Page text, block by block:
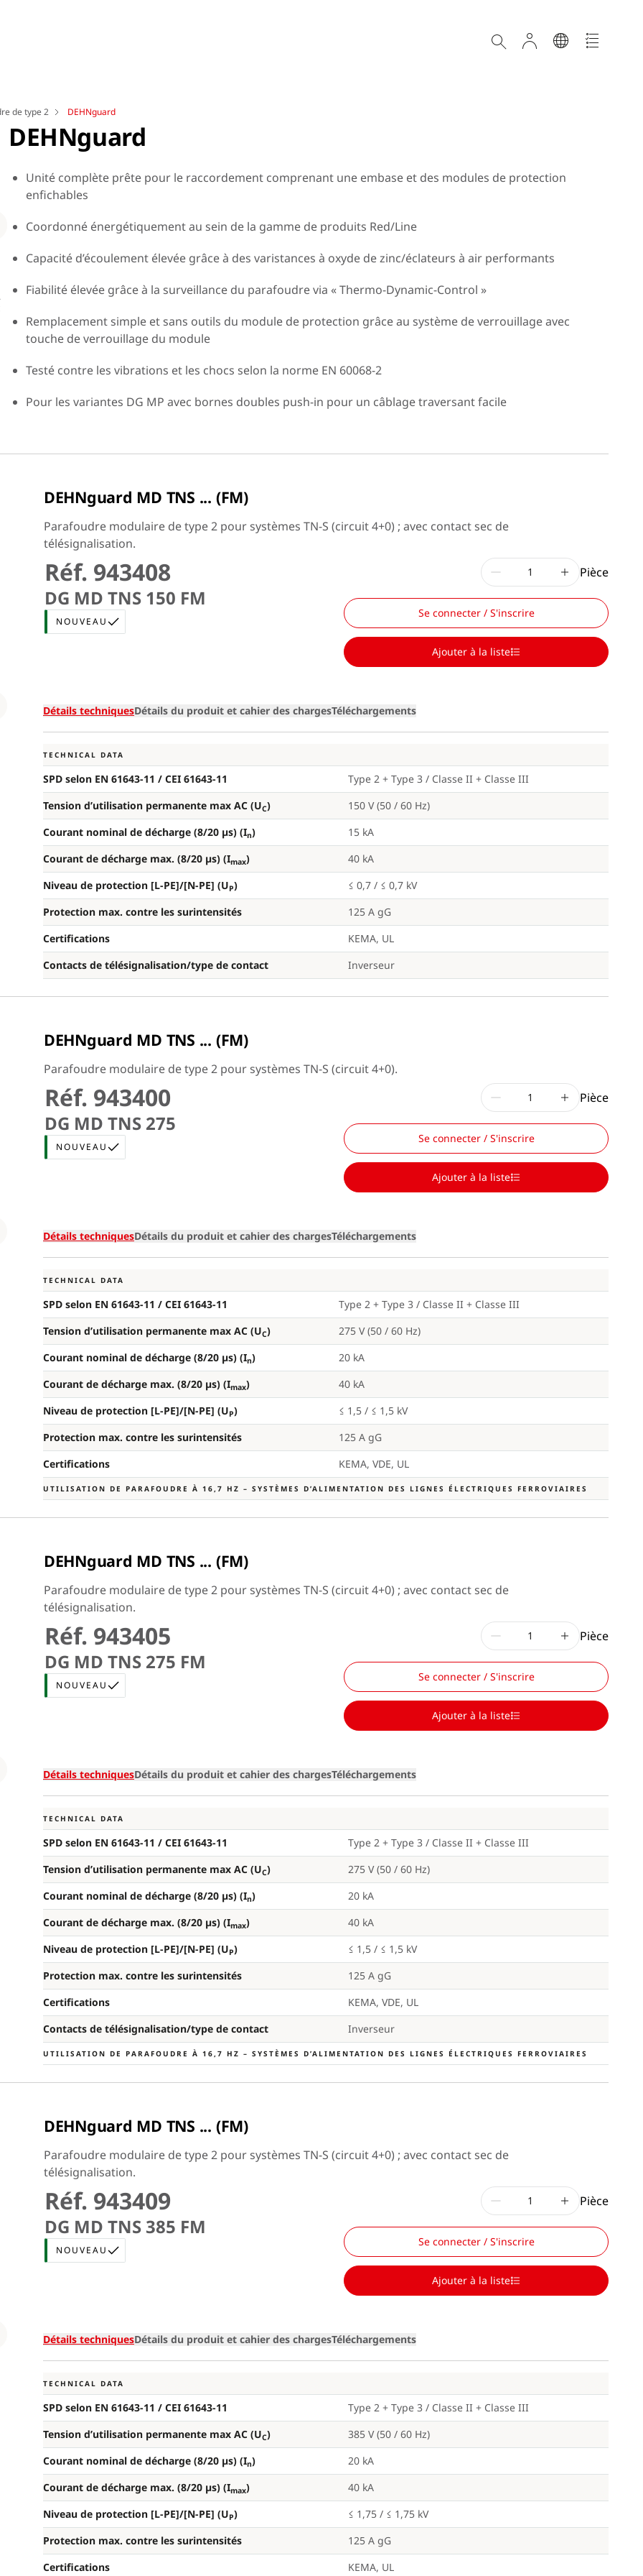
de type 2 DEHNguard
Mode de connexion « 3 + 1 » avec une capacité d'écoulement élevée 4 x
DEHNguard
Unité complète prête pour le raccordement comprenant une embase et des modules de protection
enfichables
Coordonné énergétiquement au sein de la gamme de produits Red/Line
Capacité d’écoulement élevée grâce à des varistances à oxyde de zinc/éclateurs à air performants
Fiabilité élevée grâce à la surveillance du parafoudre via « Thermo-Dynamic-Control »
Remplacement simple et sans outils du module de protection grâce au système de verrouillage avec
touche de verrouillage du module
Testé contre les vibrations et les chocs selon la norme EN 60068-2
Pour les variantes DG MP avec bornes doubles push-in pour un câblage traversant facile
DEHNguard MD TNS ... (FM)
Parafoudre modulaire de type 2 pour systèmes TN-S (circuit 4+0) ; avec contact sec de
télésignalisation.
Réf. 943408
DG MD TNS 150 FM
NOUVEAU
Loading
Pièce
Se connecter / S'inscrire
Ajouter à la liste
Détails techniquesDétails du produit et cahier des chargesTéléchargements
TECHNICAL DATA
SPD selon EN 61643-11 / CEI 61643-11
Type 2 + Type 3 / Classe II + Classe III
Tension d’utilisation permanente max AC (UC)
150 V (50 / 60 Hz)
Courant nominal de décharge (8/20 µs) (In)
15 kA
Courant de décharge max. (8/20 µs) (Imax)
40 kA
Niveau de protection [L-PE]/[N-PE] (UP)
≤ 0,7 / ≤ 0,7 kV
Protection max. contre les surintensités
125 A gG
Certifications
KEMA, UL
Contacts de télésignalisation/type de contact
Inverseur
DEHNguard MD TNS ... (FM)
Parafoudre modulaire de type 2 pour systèmes TN-S (circuit 4+0).
Réf. 943400
DG MD TNS 275
NOUVEAU
Loading
Pièce
Se connecter / S'inscrire
Ajouter à la liste
Détails techniquesDétails du produit et cahier des chargesTéléchargements
TECHNICAL DATA
SPD selon EN 61643-11 / CEI 61643-11
Type 2 + Type 3 / Classe II + Classe III
Tension d’utilisation permanente max AC (UC)
275 V (50 / 60 Hz)
Courant nominal de décharge (8/20 µs) (In)
20 kA
Courant de décharge max. (8/20 µs) (Imax)
40 kA
Niveau de protection [L-PE]/[N-PE] (UP)
≤ 1,5 / ≤ 1,5 kV
Protection max. contre les surintensités
125 A gG
Certifications
KEMA, VDE, UL
UTILISATION DE PARAFOUDRE À 16,7 HZ – SYSTÈMES D’ALIMENTATION DES LIGNES ÉLECTRIQUES FERROVIAIRES
DEHNguard MD TNS ... (FM)
Parafoudre modulaire de type 2 pour systèmes TN-S (circuit 4+0) ; avec contact sec de
télésignalisation.
Réf. 943405
DG MD TNS 275 FM
NOUVEAU
Loading
Pièce
Se connecter / S'inscrire
Ajouter à la liste
Détails techniquesDétails du produit et cahier des chargesTéléchargements
TECHNICAL DATA
SPD selon EN 61643-11 / CEI 61643-11
Type 2 + Type 3 / Classe II + Classe III
Tension d’utilisation permanente max AC (UC)
275 V (50 / 60 Hz)
Courant nominal de décharge (8/20 µs) (In)
20 kA
Courant de décharge max. (8/20 µs) (Imax)
40 kA
Niveau de protection [L-PE]/[N-PE] (UP)
≤ 1,5 / ≤ 1,5 kV
Protection max. contre les surintensités
125 A gG
Certifications
KEMA, VDE, UL
Contacts de télésignalisation/type de contact
Inverseur
UTILISATION DE PARAFOUDRE À 16,7 HZ – SYSTÈMES D’ALIMENTATION DES LIGNES ÉLECTRIQUES FERROVIAIRES
DEHNguard MD TNS ... (FM)
Parafoudre modulaire de type 2 pour systèmes TN-S (circuit 4+0) ; avec contact sec de
télésignalisation.
Réf. 943409
DG MD TNS 385 FM
NOUVEAU
Loading
Pièce
Se connecter / S'inscrire
Ajouter à la liste
Détails techniquesDétails du produit et cahier des chargesTéléchargements
TECHNICAL DATA
SPD selon EN 61643-11 / CEI 61643-11
Type 2 + Type 3 / Classe II + Classe III
Tension d’utilisation permanente max AC (UC)
385 V (50 / 60 Hz)
Courant nominal de décharge (8/20 µs) (In)
20 kA
Courant de décharge max. (8/20 µs) (Imax)
40 kA
Niveau de protection [L-PE]/[N-PE] (UP)
≤ 1,75 / ≤ 1,75 kV
Protection max. contre les surintensités
125 A gG
Certifications
KEMA, UL